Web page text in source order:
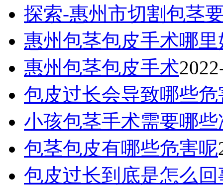
探索-惠州市切割包茎
惠州包茎包皮手术哪里
惠州包茎包皮手术
包皮过长会导致哪些危
小孩包茎手术需要哪些
包茎包皮有哪些危害呢
包皮过长到底是怎么回